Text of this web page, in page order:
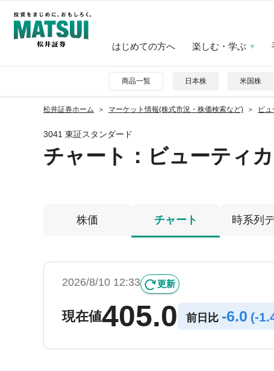
はじめての方へ 楽しむ・学ぶ
商品一覧 日本株 米国株
松井証券ホーム マーケット情報(株式市況・株価検索など) ビ
3041 東証スタンダード
チャート： ビューティ
株価 チャート 時系列
2026/8/10 12:33 更新
現在値405.0 前日比 -6.0 (-